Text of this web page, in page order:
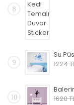
8
9
1224
10
1620